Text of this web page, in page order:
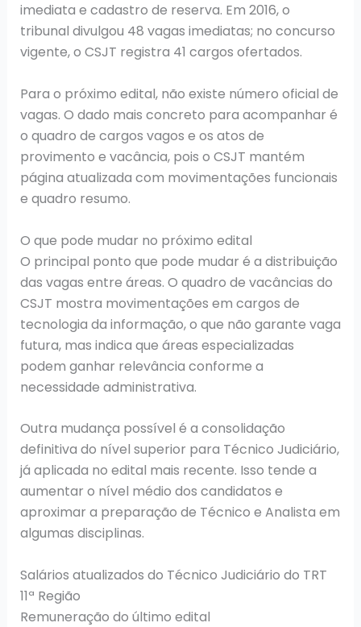
imediata e cadastro de reserva. Em 2016, o
tribunal divulgou 48 vagas imediatas; no concurso
vigente, o CSJT registra 41 cargos ofertados.
Para o próximo edital, não existe número oficial de
vagas. O dado mais concreto para acompanhar é
o quadro de cargos vagos e os atos de
provimento e vacância, pois o CSJT mantém
página atualizada com movimentações funcionais
e quadro resumo.
O que pode mudar no próximo edital
O principal ponto que pode mudar é a distribuição
das vagas entre áreas. O quadro de vacâncias do
CSJT mostra movimentações em cargos de
tecnologia da informação, o que não garante vaga
futura, mas indica que áreas especializadas
podem ganhar relevância conforme a
necessidade administrativa.
Outra mudança possível é a consolidação
definitiva do nível superior para Técnico Judiciário,
já aplicada no edital mais recente. Isso tende a
aumentar o nível médio dos candidatos e
aproximar a preparação de Técnico e Analista em
algumas disciplinas.
Salários atualizados do Técnico Judiciário do TRT
11ª Região
Remuneração do último edital